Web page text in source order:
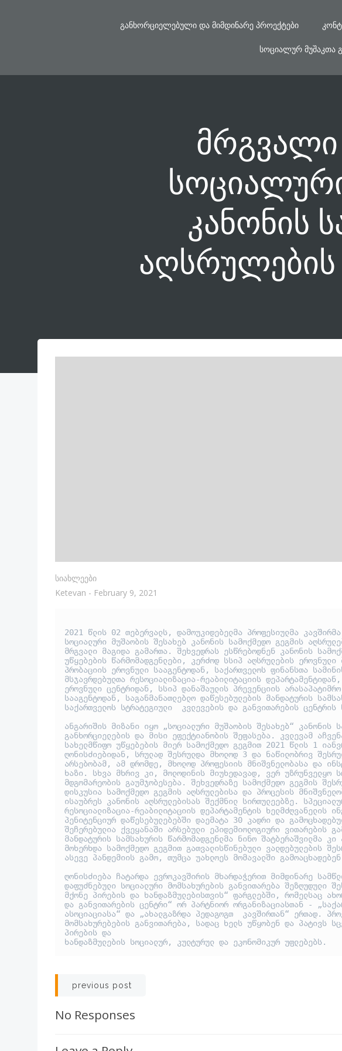
ᲒᲐᲜᲮᲝᲠᲪᲘᲔᲚᲔᲑᲣᲚᲘ ᲓᲐ ᲛᲘᲛᲓᲘᲜᲐᲠᲔ ᲞᲠᲝᲔᲥᲢᲔᲑᲘ
ᲡᲝᲪᲘᲐᲚᲣᲠ ᲛᲣᲨᲐᲙᲗᲐ
მრგვალი
კანონის
აღსრულების
Სიახლეები
Ketevan - February 9, 2021
2021 წლის 02 თებერვალს, დამოუკიდებელმა პროფესიულმა
სოციალური მუშაობის შესახებ კანონის სამოქმედო გეგმის
მრგვალი მაგიდა გამართა. შეხვედრას ესწრებოდნენ კანონის
უწყებების წარმომადგენლები, კერძოდ სსიპ აღსრულების
პრობაციის ეროვნული სააგენტოდან, საქართველოს ფინანსთა
მსჯავრდებულთა რესოციალიზაცია-რეაბილიტაციის
ეროვნული ცენტრიდან, სსიპ დანაშაულის პრევენციის
სააგენტოდან, საგანმანათლებლო დაწესებულების მანდატურის
საქართველოს სტრატეგიული  კვლევების და განვითარების
ანგარიშის მიზანი იყო „სოციალური მუშაობის შესახებ“ კანონის
განხორციელების და მისი ეფექტიანობის შეფასება. კვლევამ
სახელმწიფო უწყებების მიერ სამოქმედო გეგმით 2021 წლის 1
ღონისძიებიდან, სრულად შესრულდა მხოლოდ 3 და ნაწილობრივ
არსებობამ, ამ დრომდე, მხოლოდ პროფესიის მნიშვნელობასა და
ხაზი. სხვა მხრივ კი, მოლოდინის მიუხედავად, ვერ უზრუნველყო
მდგომარეობის გაუმჯობესება. შეხვედრაზე სამოქმედო გეგმის
დისკუსია სამოქმედო გეგმის აღსრულებისა და პროცესის
ისაუბრეს კანონის აღსრულებისას შექმნილ სირთულეებზე.
რესოციალიზაცია-რეაბილიტაციის დეპარტამენტის ხელმძღვანელის
პენიტენციურ დაწესებულებებში დაემატა 30 კადრი და
შეჩერებულია ქვეყანაში არსებული ეპიდემიოლოგიური ვითარების
მანდატურის სამსახურის წარმომადგენლმა ნინო შატბერაშვილმა
მოხერხდა სამოქმედო გეგმით გათვალისწინებული ვალდებულების
ასევე პანდემიის გამო, თუმცა უახლოეს მომავალში
ღონისძიება ჩატარდა ევროკავშირის მხარდაჭერით მიმდინარე
დაფუძნებული სოციალური მომსახურების განვითარება შეზღუდული
მქონე პირების და ხანდაზმულებისთვის“ ფარგლებში, რომელსაც
და განვითარების ცენტრი“ ორ პარტნიორ ორგანიზაციასთან -
ასოციაციასა“ და „ახალგაზრდა პედაგოგთ  კავშირთან“ ერთად.
მომსახურებების განვითარება, სადაც ხელს უწყობენ და პატივს
პირების და
ხანდაზმულების სოციალურ, კულტურულ და ეკონომიკურ უფლებებს.
Post
navigation
previous post
No Responses